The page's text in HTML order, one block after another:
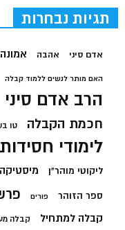
תגיות נבחרות
אדם סיני אהבה אמונה
האם מותר לנשים ללמוד קבלה
הרב אדם סיני
חכמת הקבלה טו
לימודי
ליקוטי מוהר"ן מיסטיקה
ספר הזוהר פורים
קבלה למתחיל קבלה